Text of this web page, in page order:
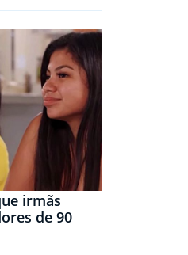
irmãs
de 90